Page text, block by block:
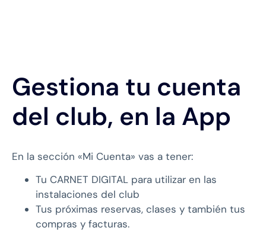
Gestiona tu cuenta
del club, en la App
En la sección «Mi Cuenta» vas a tener:
Tu CARNET DIGITAL para utilizar en las
instalaciones del club
Tus próximas reservas, clases y también tus
compras y facturas.